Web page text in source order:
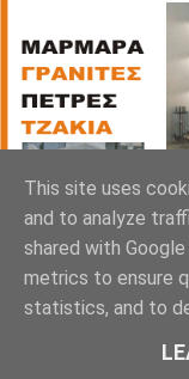
This site uses
and to analyze
shared with
metrics to ensure
statistics, and to